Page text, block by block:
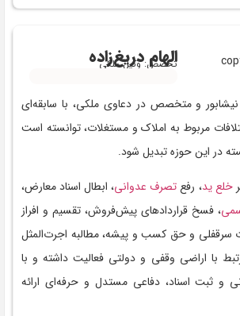
الهام دریغ‌زاده
تخصص: وکیل ملکی
نیشابور و متخصص در دعاوی ملکی، با سابقه‌ای
مربوط به املاک و مستغلات، توانسته است
در این حوزه تبدیل شود.
خلع ید، رفعتصرف عدوانی، ابطال اسناد معارض،
، فسخ قراردادهای پیش‌فروش، تقسیم و افراز
سرقفلی و حق کسب و پیشه، مطالبه اجرت‌المثل
با اراضی وقفی و دولتی فعالیت داشته و با
و ثبت اسناد، دفاعی مستدل و حرفه‌ای ارائه